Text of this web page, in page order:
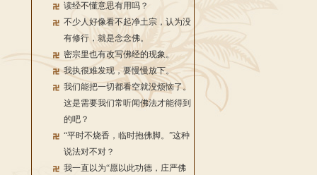
读经不懂意思有用吗？
不少人好像看不起净土宗，认为没
有修行，就是念念佛。
密宗里也有改写佛经的现象。
我执很难发现，要慢慢放下。
我们能把一切都看空就没烦恼了。
这是需要我们常听闻佛法才能得到
的吧？
“平时不烧香，临时抱佛脚。”这种
说法对不对？
我一直以为“愿以此功德，庄严佛